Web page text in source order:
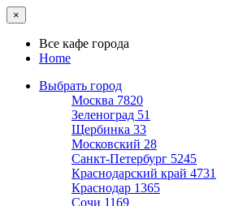
×
Все кафе города
Home
Выбрать город
Москва 7820
Зеленоград 51
Щербинка 33
Московский 28
Санкт-Петербург 5245
Краснодарский край 4731
Краснодар 1365
Сочи 1169